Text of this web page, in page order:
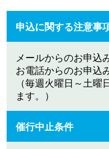
申込に関する注意事
メールからのお申
お電話からのお申
（毎週火曜日～土
ます。）
催行中止条件